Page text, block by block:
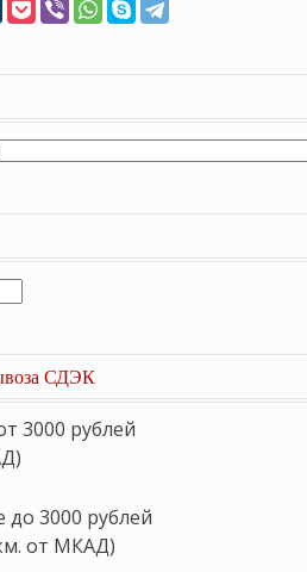
СДЭК
3000 рублей
до 3000 рублей
от МКАД)